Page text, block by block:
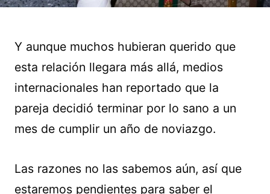
Y aunque muchos hubieran querido que
esta relación llegara más allá, medios
internacionales han reportado que la
pareja decidió terminar por lo sano a un
mes de cumplir un año de noviazgo.
Las razones no las sabemos aún, así que
estaremos pendientes para saber el